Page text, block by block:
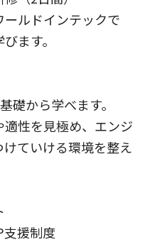
ルドインテックで
ます。
礎から学べます。
性を見極め、エンジ
ていける環境を整え
援制度